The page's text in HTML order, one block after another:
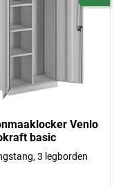
Venlo
basic
3 legborden